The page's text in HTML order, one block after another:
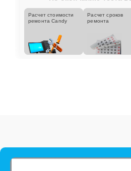
Расчет стоимости
ремонта Candy
Расчет сроков
ремонта